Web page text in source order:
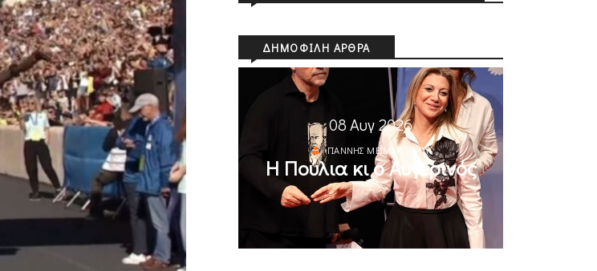
ΔΗΜΟΦΙΛΉ ΆΡΘΡΑ
08 Αυγ 2026
ΓΙΆΝΝΗΣ ΜΕΪΜΆΡΟΓΛΟΥ
Η Πούλια κι ο Αυγερινός